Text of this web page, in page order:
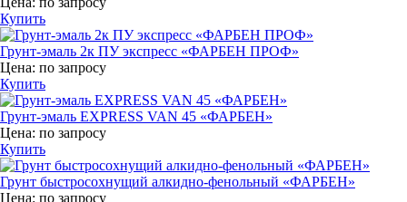
Купить
Грунт-эмаль 2к ПУ экспресс «ФАРБЕН ПРОФ»
Цена: по запросу
Купить
Грунт-эмаль EXPRESS VAN 45 «ФАРБЕН»
Цена: по запросу
Купить
Грунт быстросохнущий алкидно-фенольный «ФАРБЕН»
Цена: по запросу